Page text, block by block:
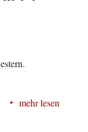
mehr lesen